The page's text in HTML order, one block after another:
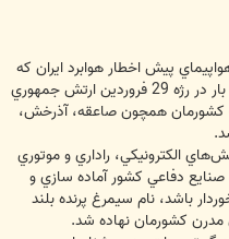
پيش اخطار هوابرد ايران كه
اصطلاحاً آواكس ناميده مي شود براي اولين بار در رژه 29 فروردين ارتش جمهوري
كشورمان همچون صاعقه، آذرخش،
الكترونيكي، راداري و موتوري
دفاعي كشور آماده سازي و
باشد، نام سيمرغ پرنده بلند
مدرن كشورمان نهاده شد.